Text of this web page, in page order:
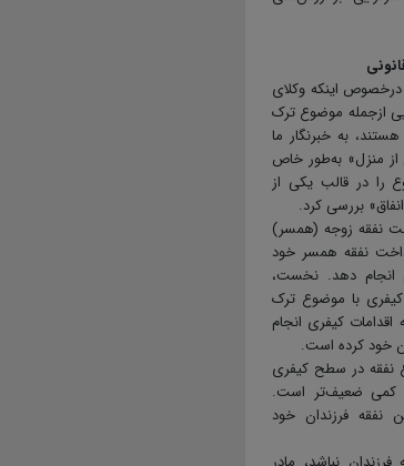
درخصوص اینکه وکلای
ازجمله موضوع ترک
به خبرنگار ما
از منزل» به‌طور خاص
را در قالب یکی از
بررسی کرد.
نفقه زوجه (همسر)
نفقه همسر خود
انجام دهد. نخست،
با موضوع ترک
اقدامات کیفری انجام
خود کرده است.
نفقه در سطح کیفری
کمی ضعیف‌تر است.
نفقه فرزندان خود